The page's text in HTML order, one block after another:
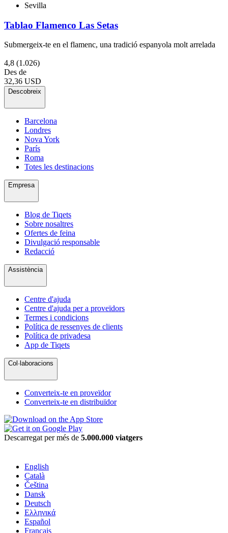
Sevilla
Tablao Flamenco Las Setas
Submergeix-te en el flamenc, una tradició espanyola molt arrelada
4,8 (1.026)
Des de
32,36 USD
Descobreix
Barcelona
Londres
Nova York
París
Roma
Totes les destinacions
Empresa
Blog de Tiqets
Sobre nosaltres
Ofertes de feina
Divulgació responsable
Redacció
Assistència
Centre d'ajuda
Centre d'ajuda per a proveïdors
Termes i condicions
Política de ressenyes de clients
Política de privadesa
App de Tiqets
Col·laboracions
Converteix-te en proveïdor
Converteix-te en distribuïdor
Descarregat per més de 5.000.000 viatgers
English
Català
Čeština
Dansk
Deutsch
Ελληνικά
Español
Français